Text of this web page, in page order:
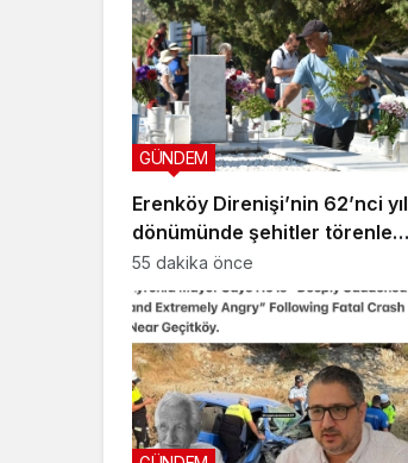
Erenköy Direnişi’nin 62’nci yıl
dönümünde şehitler törenle
anıldı
GÜNDEM
55 dakika önce